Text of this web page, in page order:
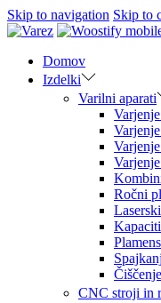
Skip to navigation Skip to
Domov
Izdelki
Varilni aparati
Ročni
CNC stroji in